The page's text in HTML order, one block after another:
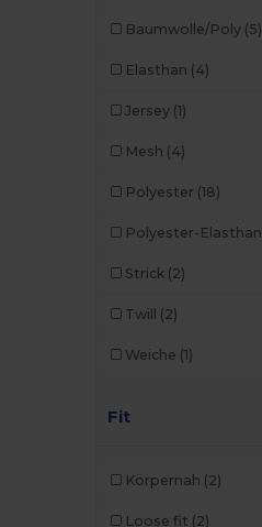
Baumwolle/Poly (5)
Elasthan (4)
Jersey (1)
Mesh (4)
Polyester (18)
Polyester-Elasthan
Strick (2)
Twill (2)
Weiche (1)
Fit
Körpernah (2)
Loose fit (2)